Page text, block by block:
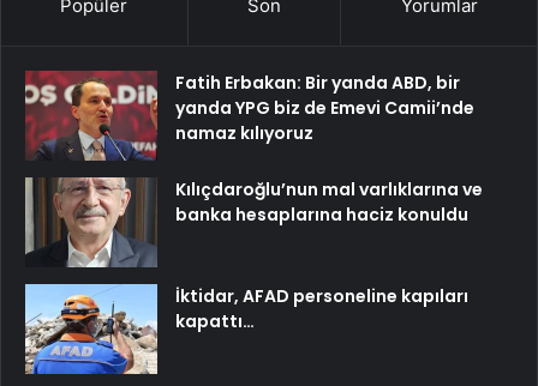
Popüler Son Yorumlar
Fatih Erbakan: Bir yanda ABD, bir
yanda YPG biz de Emevi Camii’nde
namaz kılıyoruz
Kılıçdaroğlu’nun mal varlıklarına ve
banka hesaplarına haciz konuldu
İktidar, AFAD personeline kapıları
kapattı…